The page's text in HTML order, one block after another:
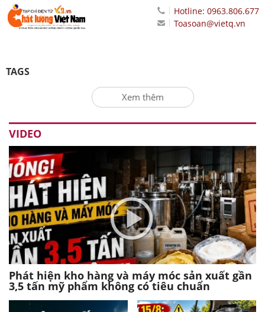
Hotline: 0963.806.677
Toasoan@vietq.vn
TAGS
Xem thêm
VIDEO
Phát hiện kho hàng và máy móc sản xuất gần
3,5 tấn mỹ phẩm không có tiêu chuẩn